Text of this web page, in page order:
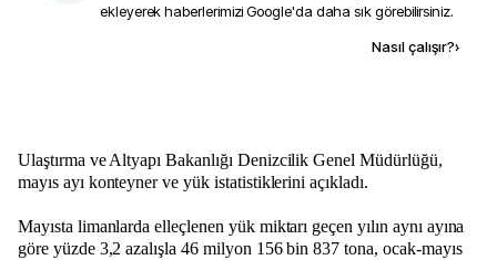
ekleyerek haberlerimizi Google'da daha sık görebilirsiniz.
Nasıl çalışır?›
Ulaştırma ve Altyapı Bakanlığı Denizcilik Genel Müdürlüğü,
mayıs ayı konteyner ve yük istatistiklerini açıkladı.
Mayısta limanlarda elleçlenen yük miktarı geçen yılın aynı ayına
göre yüzde 3,2 azalışla 46 milyon 156 bin 837 tona, ocak-mayıs